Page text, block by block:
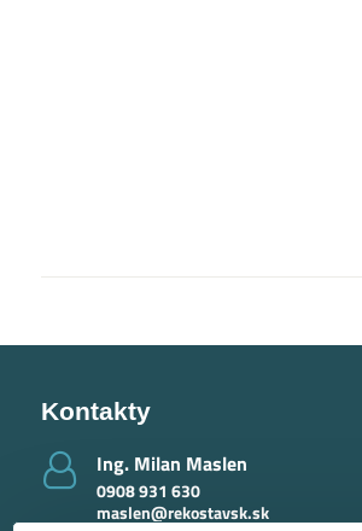
Kontakty
Ing​. Milan Maslen
0908 931 630
maslen@rekostavsk.sk